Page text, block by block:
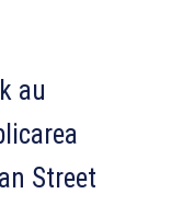
au
Street